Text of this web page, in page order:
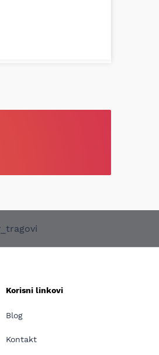
odgovarajućeg
Korisni linkovi
Blog
Kontakt